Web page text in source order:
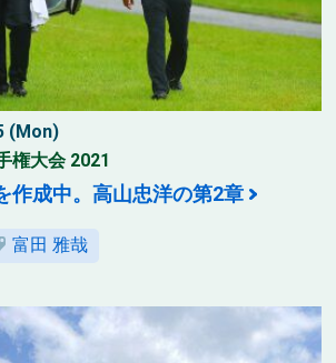
(Mon)
権大会 2021
作成中。高山忠洋の第2章
富田 雅哉